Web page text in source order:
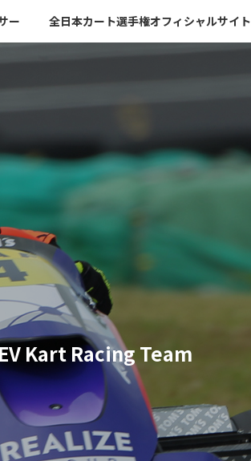
ー 全日本カート選手権オフィシャルサイト
Kart Racing Team